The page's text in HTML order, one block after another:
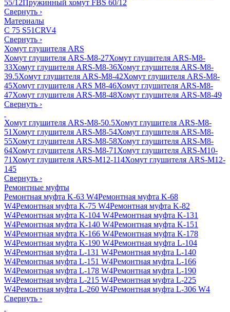
55/12Пружинный хомут FBS 60/12
Свернуть ›
Материалы
C 75 S51CRV4
Свернуть ›
Хомут глушителя ARS
Хомут глушителя ARS-M8-27Хомут глушителя ARS-M8-
33Хомут глушителя ARS-M8-36Хомут глушителя ARS-M8-
39.5Хомут глушителя ARS-M8-42Хомут глушителя ARS-M8-
45Хомут глушителя ARS M8-46Хомут глушителя ARS-M8-
47Хомут глушителя ARS-M8-48Хомут глушителя ARS-M8-49
Свернуть ›
Хомут глушителя ARS-M8-50.5Хомут глушителя ARS-M8-
51 Хомут глушителя ARS-M8-54Хомут глушителя ARS-M8-
55Хомут глушителя ARS-M8-58Хомут глушителя ARS-M8-
64Хомут глушителя ARS-M8-71 Хомут глушителя ARS-M10-
71 Хомут глушителя ARS-M12-114Хомут глушителя ARS-M12-
145
Свернуть ›
Ремонтные муфты
Ремонтная муфта K-63 W4Ремонтная муфта K-68
W4Ремонтная муфта K-75 W4Ремонтная муфта K-82
W4Ремонтная муфта K-104 W4Ремонтная муфта K-131
W4Ремонтная муфта K-140 W4Ремонтная муфта K-151
W4Ремонтная муфта K-166 W4Ремонтная муфта K-178
W4Ремонтная муфта K-190 W4Ремонтная муфта L-104
W4Ремонтная муфта L-131 W4Ремонтная муфта L-140
W4Ремонтная муфта L-151 W4Ремонтная муфта L-166
W4Ремонтная муфта L-178 W4Ремонтная муфта L-190
W4Ремонтная муфта L-215 W4Ремонтная муфта L-225
W4Ремонтная муфта L-260 W4Ремонтная муфта L-306 W4
Свернуть ›